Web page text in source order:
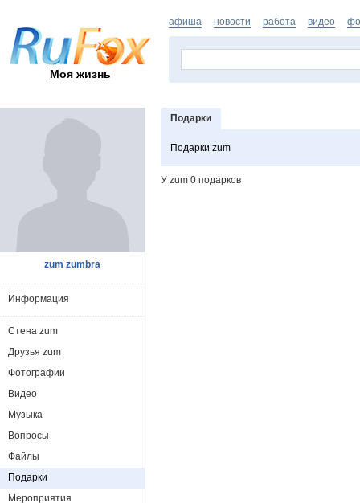
Моя жизнь
афиша новости работа видео
Подарки
Подарки zum
У zum 0 подарков
zum zumbra
Информация
Стена zum
Друзья zum
Фотографии
Видео
Музыка
Вопросы
Файлы
Подарки
Мероприятия